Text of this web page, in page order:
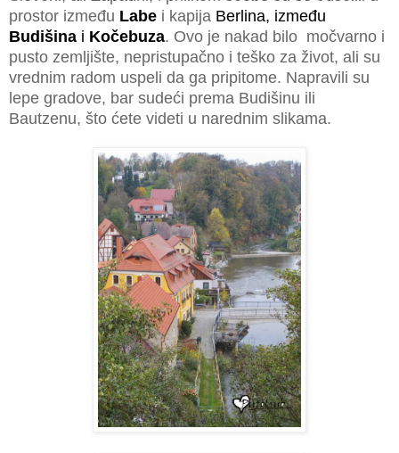
prostor između Labe i kapija Berlina, između
Budišina i Kočebuza. Ovo je nakad bilo močvarno i
pusto zemljište, nepristupačno i teško za život, ali su
vrednim radom uspeli da ga pripitome. Napravili su
lepe gradove, bar sudeći prema Budišinu ili
Bautzenu, što ćete videti u narednim slikama.